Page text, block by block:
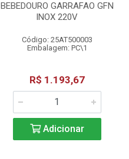
BEBEDOURO GARRAFAO GFN
INOX 220V
Código: 25AT500003
Embalagem: PC\1
R$ 1.193,67
Adicionar